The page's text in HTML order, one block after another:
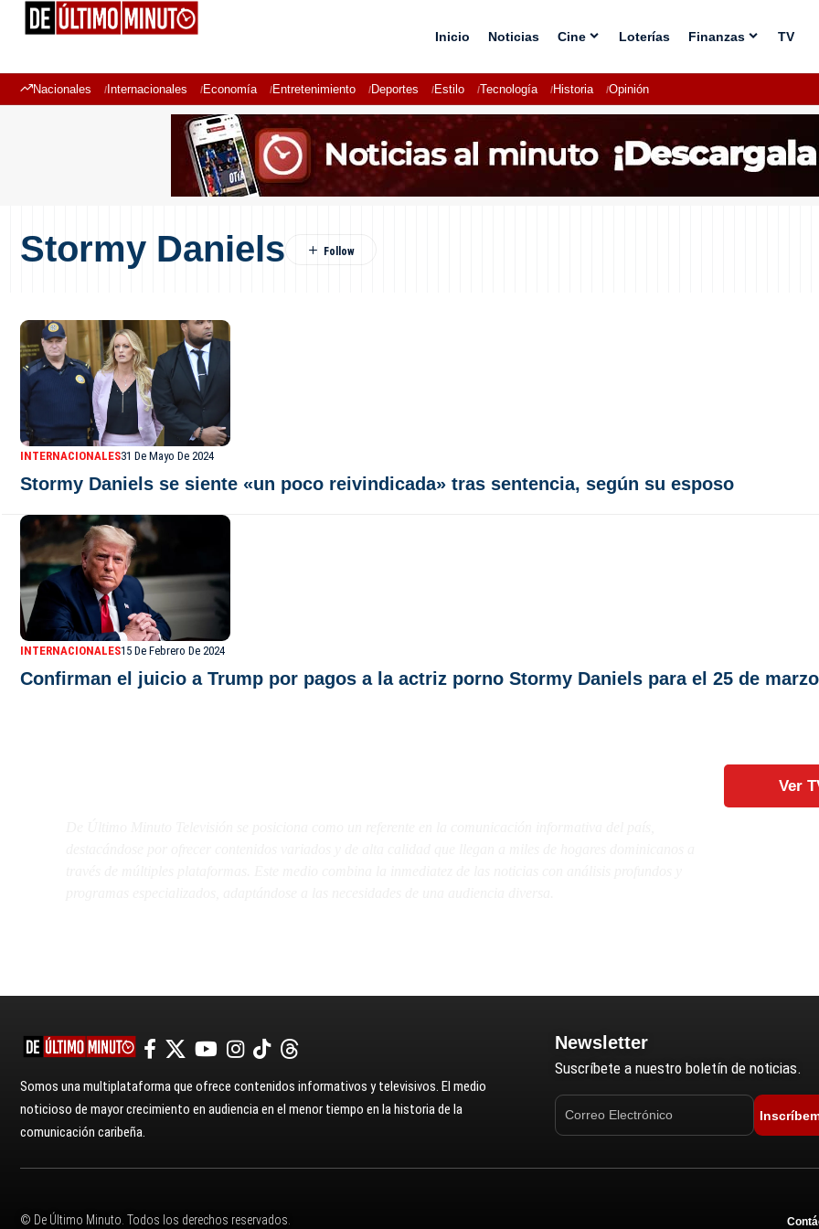
Inicio Noticias Cine Loterías Finanzas TV
Nacionales Internacionales Economía Entretenimiento Deportes Estilo Tecnología Historia Opinión
Stormy Daniels
INTERNACIONALES31 De Mayo De 2024
Stormy Daniels se siente «un poco reivindicada» tras sentencia, según su esposo
INTERNACIONALES15 De Febrero De 2024
Confirman el juicio a Trump por pagos a la actriz porno Stormy Daniels para el 25 de marzo
Ver
Somos una multiplataforma que ofrece contenidos informativos y televisivos. El medio
noticioso de mayor crecimiento en audiencia en el menor tiempo en la historia de la
comunicación caribeña.
Newsletter
Suscríbete a nuestro boletín de noticias.
© De Último Minuto. Todos los derechos reservados.